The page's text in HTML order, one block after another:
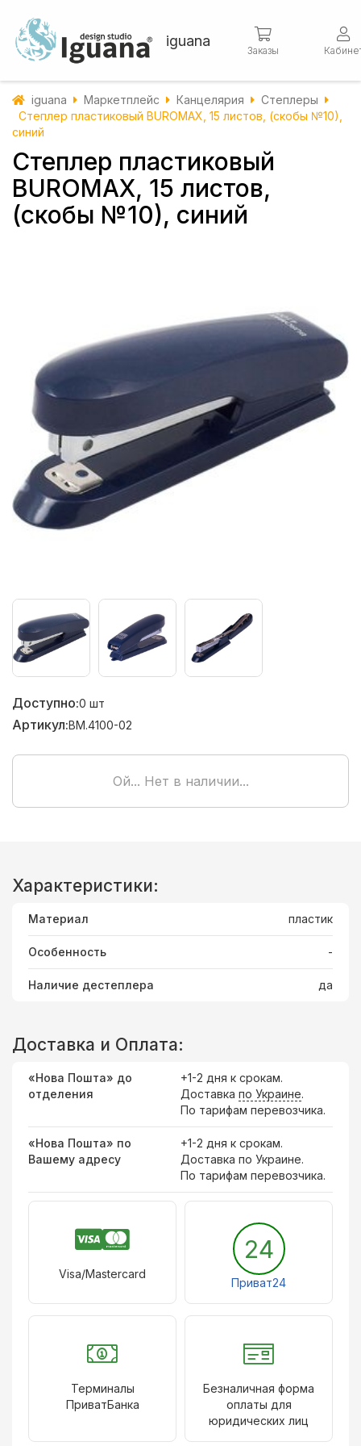
iguana
Заказы
iguana Маркетплейс Канцелярия
Степлеры
Степлер пластиковый BUROMAX, 15 листов, (скобы №10),
синий
Степлер пластиковый
BUROMAX, 15 листов,
(скобы №10), синий
Доступно:0 шт
Артикул:BM.4100-02
Ой... Нет в наличии...
Характеристики:
Материал пластик
Особенность -
Наличие дестеплера да
Доставка и Оплата:
«Нова Пошта» до
отделения
+1-2 дня к срокам.
Доставка по Украине.
По тарифам перевозчика.
«Нова Пошта» по
Вашему адресу
+1-2 дня к срокам.
Доставка по Украине.
По тарифам перевозчика.
Visa/Mastercard
24
Приват24
Терминалы
ПриватБанка
Безналичная форма
оплаты для
юридических лиц